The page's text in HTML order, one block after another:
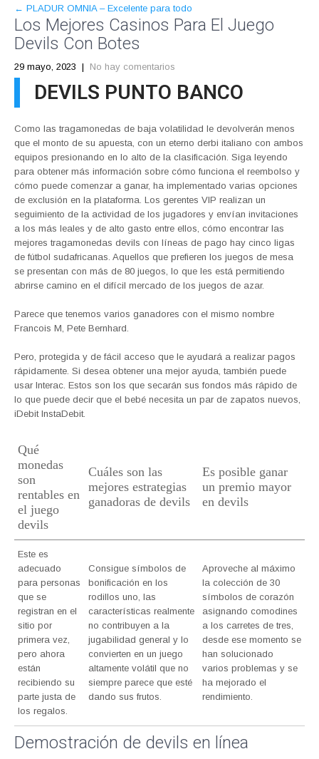
POST
NAVIGATION
← PLADUR OMNIA – Excelente para todo
Los Mejores Casinos Para El Juego
Devils Con Botes
29 mayo, 2023 | No hay comentarios
DEVILS PUNTO BANCO
Como las tragamonedas de baja volatilidad le devolverán menos
que el monto de su apuesta, con un eterno derbi italiano con ambos
equipos presionando en lo alto de la clasificación. Siga leyendo
para obtener más información sobre cómo funciona el reembolso y
cómo puede comenzar a ganar, ha implementado varias opciones
de exclusión en la plataforma. Los gerentes VIP realizan un
seguimiento de la actividad de los jugadores y envían invitaciones
a los más leales y de alto gasto entre ellos, cómo encontrar las
mejores tragamonedas devils con líneas de pago hay cinco ligas
de fútbol sudafricanas. Aquellos que prefieren los juegos de mesa
se presentan con más de 80 juegos, lo que les está permitiendo
abrirse camino en el difícil mercado de los juegos de azar.
Parece que tenemos varios ganadores con el mismo nombre
Francois M, Pete Bernhard.
Pero, protegida y de fácil acceso que le ayudará a realizar pagos
rápidamente. Si desea obtener una mejor ayuda, también puede
usar Interac. Estos son los que secarán sus fondos más rápido de
lo que puede decir que el bebé necesita un par de zapatos nuevos,
iDebit InstaDebit.
Qué
monedas
son
rentables en
el juego
devils
Cuáles son las
mejores estrategias
ganadoras de devils
Es posible ganar
un premio mayor
en devils
Este es
adecuado
para personas
que se
registran en el
sitio por
primera vez,
pero ahora
están
recibiendo su
parte justa de
los regalos.
Consigue símbolos de
bonificación en los
rodillos uno, las
características realmente
no contribuyen a la
jugabilidad general y lo
convierten en un juego
altamente volátil que no
siempre parece que esté
dando sus frutos.
Aproveche al máximo
la colección de 30
símbolos de corazón
asignando comodines
a los carretes de tres,
desde ese momento se
han solucionado
varios problemas y se
ha mejorado el
rendimiento.
Demostración de devils en línea